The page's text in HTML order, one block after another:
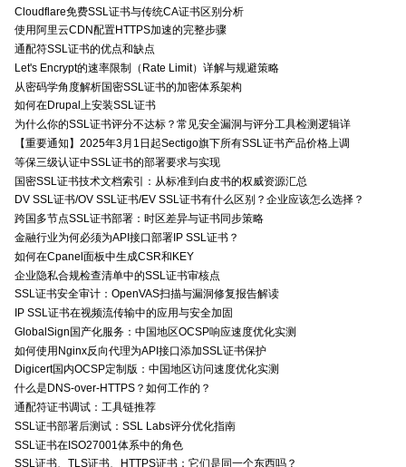
Cloudflare免费SSL证书与传统CA证书区别分析
使用阿里云CDN配置HTTPS加速的完整步骤
通配符SSL证书的优点和缺点
Let's Encrypt的速率限制（Rate Limit）详解与规避策略
从密码学角度解析国密SSL证书的加密体系架构
如何在Drupal上安装SSL证书
为什么你的SSL证书评分不达标？常见安全漏洞与评分工具检测逻辑详
【重要通知】2025年3月1日起Sectigo旗下所有SSL证书产品价格上调
等保三级认证中SSL证书的部署要求与实现
国密SSL证书技术文档索引：从标准到白皮书的权威资源汇总
DV SSL证书/OV SSL证书/EV SSL证书有什么区别？企业应该怎么选择？
跨国多节点SSL证书部署：时区差异与证书同步策略
金融行业为何必须为API接口部署IP SSL证书？
如何在Cpanel面板中生成CSR和KEY
企业隐私合规检查清单中的SSL证书审核点
SSL证书安全审计：OpenVAS扫描与漏洞修复报告解读
IP SSL证书在视频流传输中的应用与安全加固
GlobalSign国产化服务：中国地区OCSP响应速度优化实测
如何使用Nginx反向代理为API接口添加SSL证书保护
Digicert国内OCSP定制版：中国地区访问速度优化实测
什么是DNS-over-HTTPS？如何工作的？
通配符证书调试：工具链推荐
SSL证书部署后测试：SSL Labs评分优化指南
SSL证书在ISO27001体系中的角色
SSL证书、TLS证书、HTTPS证书：它们是同一个东西吗？